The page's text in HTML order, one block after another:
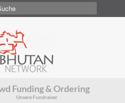
Funding & Ordering
Unsere Fundraiser